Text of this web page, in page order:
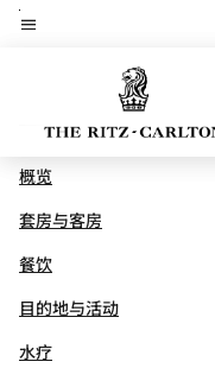
Skip
概览
套房与客房
餐饮
目的地与活动
水疗